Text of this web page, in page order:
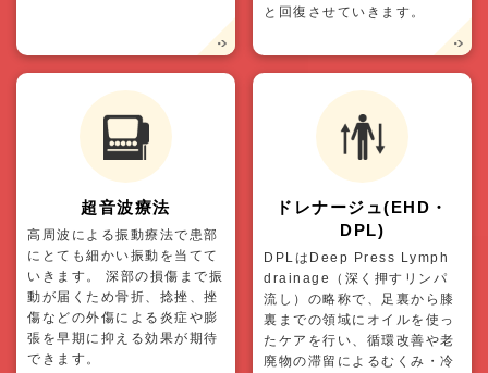
と回復させていきます。
超音波療法
高周波による振動療法で患部
にとても細かい振動を当てて
いきます。 深部の損傷まで振
動が届くため骨折、捻挫、挫
傷などの外傷による炎症や膨
張を早期に抑える効果が期待
できます。
ドレナージュ(EHD・
DPL)
DPLはDeep Press Lymph
drainage（深く押すリンパ
流し）の略称で、足裏から膝
裏までの領域にオイルを使っ
たケアを行い、循環改善や老
廃物の滞留によるむくみ・冷